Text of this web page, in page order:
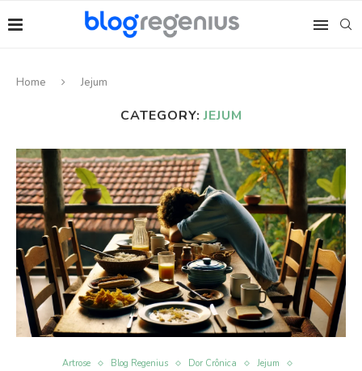
Home Jejum
CATEGORY: JEJUM
Artrose Blog Regenius Dor Crônica
Jejum